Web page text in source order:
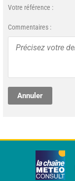
Votre référence :
Commentaires :
Annuler